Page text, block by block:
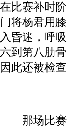
在比赛补时
门将杨君用
入昏迷，呼
六到第八肋
因此还被检
那场比赛